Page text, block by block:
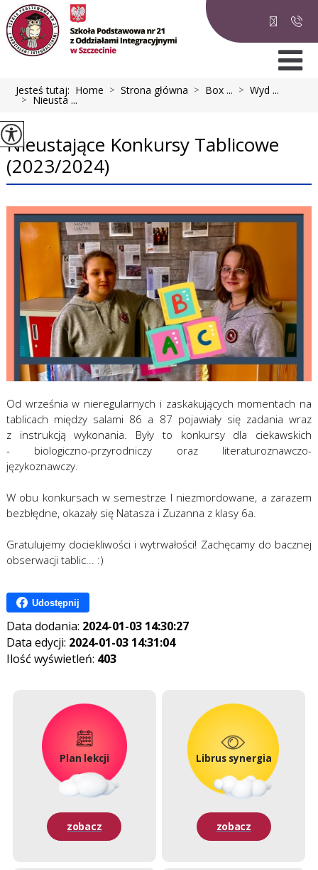
Jesteś tutaj: Home > Strona główna > Box ... > Wyd ...
> Nieusta ...
Nieustające Konkursy Tablicowe
(2023/2024)
Od września w nieregularnych i zaskakujących momentach na
tablicach między salami 86 a 87 pojawiały się zadania wraz
z instrukcją wykonania. Były to konkursy dla ciekawskich
- biologiczno-przyrodniczy oraz literaturoznawczo-
językoznawczy.
W obu konkursach w semestrze I niezmordowane, a zarazem
bezbłędne, okazały się Natasza i Zuzanna z klasy 6a.
Gratulujemy dociekliwości i wytrwałości! Zachęcamy do bacznej
obserwacji tablic... :)
Udostępnij
Data dodania: 2024-01-03 14:30:27
Data edycji: 2024-01-03 14:31:04
Ilość wyświetleń: 403
Plan lekcji
zobacz
Librus synergia
zobacz